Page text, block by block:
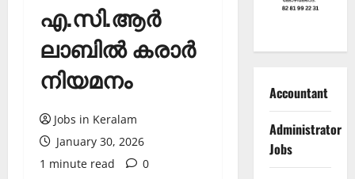
എ.സി.ആർ
ലാബിൽ കരാർ
നിയമനം
Jobs in Keralam
January 30, 2026
1 minute read
0
Accountant
Administrator
Jobs